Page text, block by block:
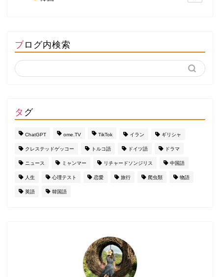
ブログ内検索
タグ
ChatGPT ome.TV TikTok イラン ギリシャ
クレステッドゲッコー トルコ語 ドイツ語 ドラマ
ニュース ミャンマー リチャードソンジリス 中国語
人生 心理テスト 恋愛 旅行 爬虫類 物語
英語 韓国語